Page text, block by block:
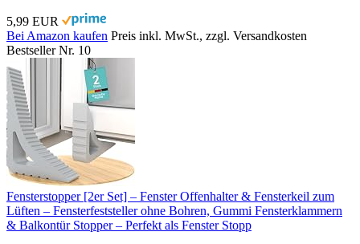
5,99 EUR
Bei Amazon kaufen Preis inkl. MwSt., zzgl. Versandkosten
Bestseller Nr. 10
Fensterstopper [2er Set] – Fenster Offenhalter & Fensterkeil zum
Lüften – Fensterfeststeller ohne Bohren, Gummi Fensterklammern
& Balkontür Stopper – Perfekt als Fenster Stopp